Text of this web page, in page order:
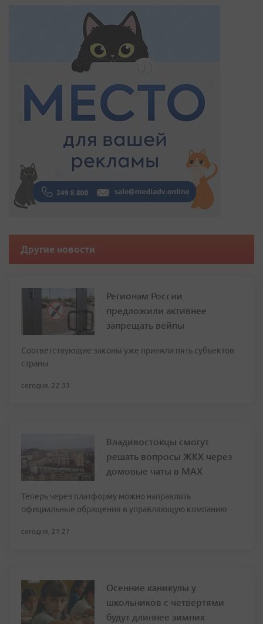
Другие новости
Регионам России
предложили активнее
запрещать вейпы
Соответствующие законы уже приняли пять субъектов
страны
сегодня, 22:33
Владивостокцы смогут
решать вопросы ЖКХ через
домовые чаты в МАХ
Теперь через платформу можно направлять
официальные обращения в управляющую компанию
сегодня, 21:27
Осенние каникулы у
школьников с четвертями
будут длиннее зимних